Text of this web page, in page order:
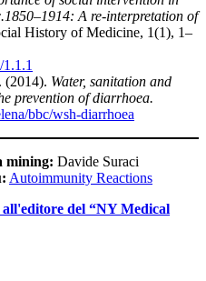
A re-interpretation of
History of Medicine, 1(1), 1–
(2014). Water, sanitation and
prevention of diarrhoea.
bbc/wsh-diarrhoea
mining: Davide Suraci
Autoimmunity Reactions
del “NY Medical